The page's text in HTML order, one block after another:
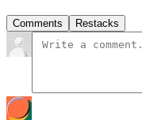
Comments Restacks